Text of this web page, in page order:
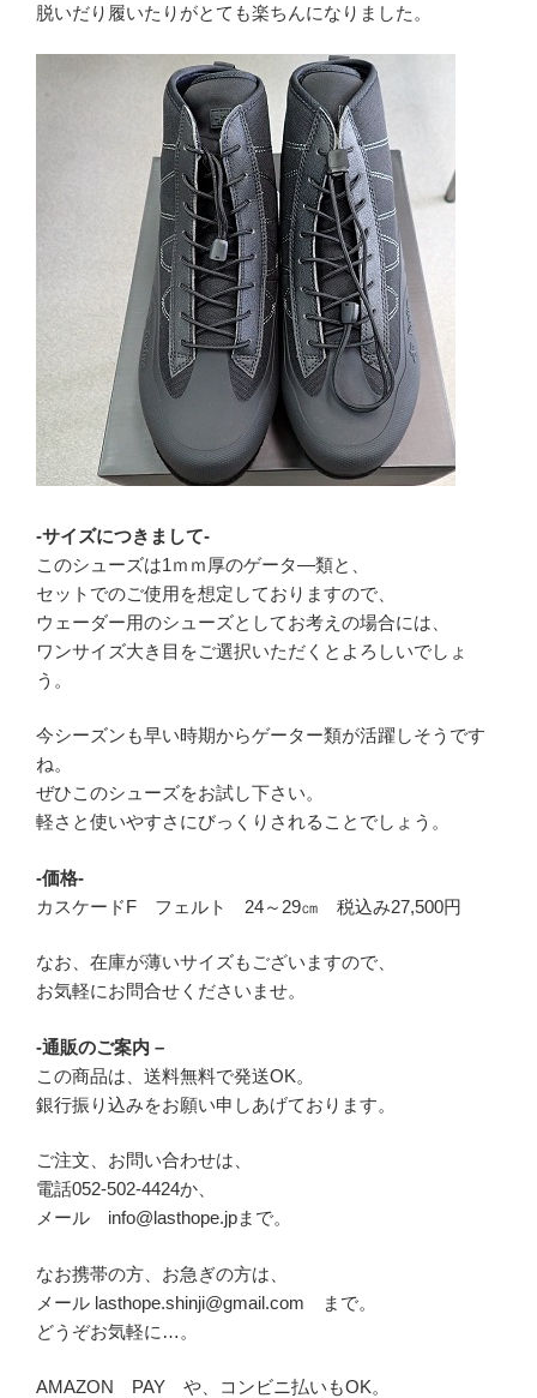
脱いだり履いたりがとても楽ちんになりました。
-サイズにつきまして-
このシューズは1ｍｍ厚のゲータ―類と、
セットでのご使用を想定しておりますので、
ウェーダー用のシューズとしてお考えの場合には、
ワンサイズ大き目をご選択いただくとよろしいでしょ
う。
今シーズンも早い時期からゲーター類が活躍しそうです
ね。
ぜひこのシューズをお試し下さい。
軽さと使いやすさにびっくりされることでしょう。
-価格-
カスケードF フェルト 24～29㎝ 税込み27,500円
なお、在庫が薄いサイズもございますので、
お気軽にお問合せくださいませ。
-通販のご案内 –
この商品は、送料無料で発送OK。
銀行振り込みをお願い申しあげております。
ご注文、お問い合わせは、
電話052-502-4424か、
メール info@lasthope.jpまで。
なお携帯の方、お急ぎの方は、
メール lasthope.shinji@gmail.com まで。
どうぞお気軽に…。
AMAZON PAY や、コンビニ払いもOK。